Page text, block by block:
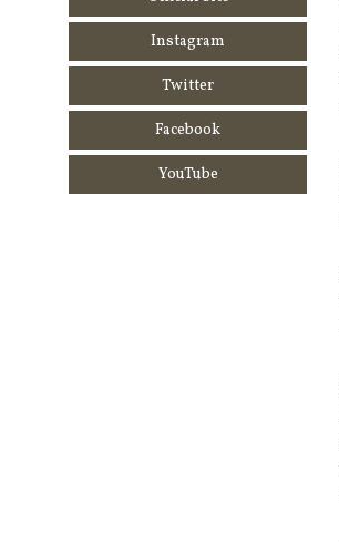
Instagram
Twitter
Facebook
YouTube